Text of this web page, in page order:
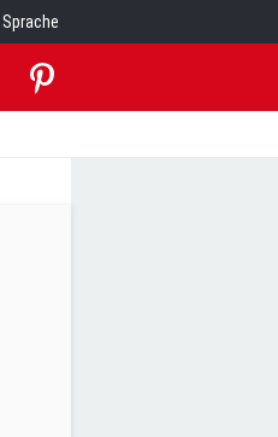
Sprache